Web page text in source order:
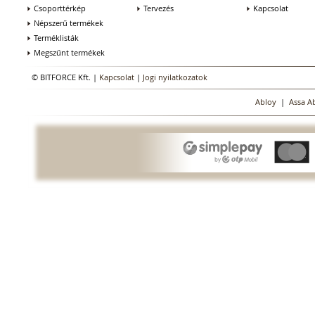
Csoporttérkép
Népszerű termékek
Terméklisták
Megszűnt termékek
Tervezés
Kapcsolat
© BITFORCE Kft. | Kapcsolat | Jogi nyilatkozatok
Abloy| Assa